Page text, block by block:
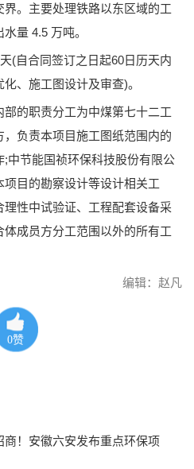
。主要处理铁路以东区域的工
量 4.5 万吨。
自合同签订之日起60日历天内
、施工图设计及审查)。
的职责分工为中煤第七十二工
负责本项目施工图纸范围内的
中节能国祯环保科技股份有限公
目的勘察设计等设计相关工
性中试验证、工程配套设备采
成员方分工范围以外的所有工
编辑：赵凡
0赞
！安徽六安发布重点环保项